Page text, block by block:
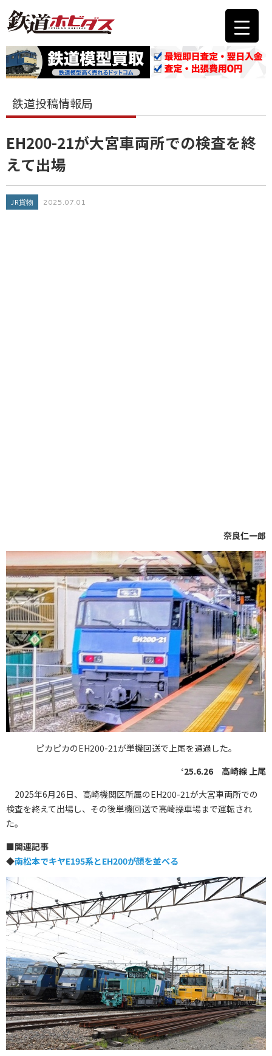
鉄道投稿情報局
EH200-21が大宮車両所での検査を終
えて出場
JR貨物 2025.07.01
奈良仁一郎
ピカピカのEH200-21が単機回送で上尾を通過した。
‘25.6.26 高崎線 上尾
2025年6月26日、高崎機関区所属のEH200-21が大宮車両所での
検査を終えて出場し、その後単機回送で高崎操車場まで運転され
た。
■関連記事
◆南松本でキヤE195系とEH200が顔を並べる